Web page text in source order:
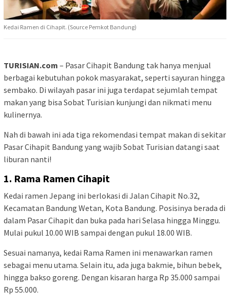
Kedai Ramen di Cihapit. (Source Pemkot Bandung)
TURISIAN.com – Pasar Cihapit Bandung tak hanya menjual
berbagai kebutuhan pokok masyarakat, seperti sayuran hingga
sembako. Di wilayah pasar ini juga terdapat sejumlah tempat
makan yang bisa Sobat Turisian kunjungi dan nikmati menu
kulinernya.
Nah di bawah ini ada tiga rekomendasi tempat makan di sekitar
Pasar Cihapit Bandung yang wajib Sobat Turisian datangi saat
liburan nanti!